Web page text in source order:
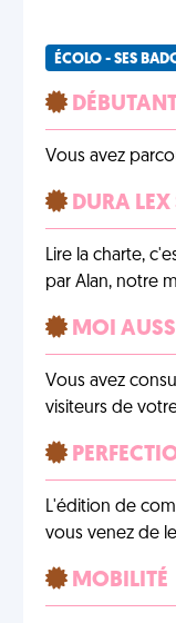
ÉCOLO - SES
Vous avez
DURA LEX
Lire la charte,
par Alan, notre
MOI
Vous avez
visiteurs de
L'édition de
vous venez de
MOBILITÉ